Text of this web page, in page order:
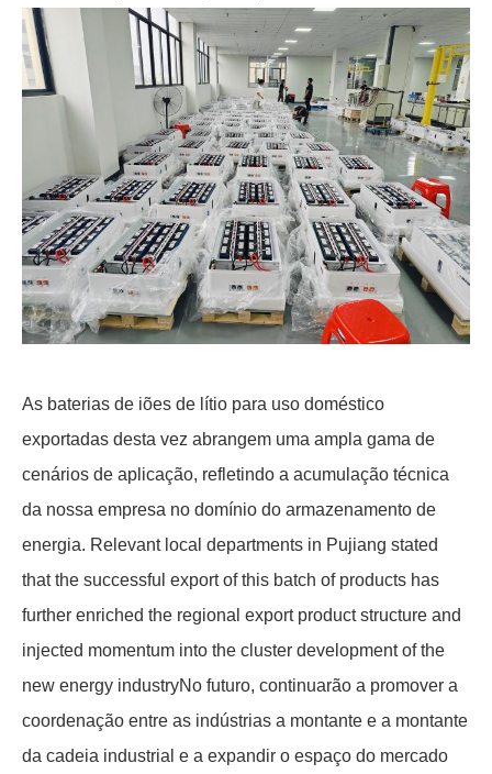
As baterias de iões de lítio para uso doméstico
exportadas desta vez abrangem uma ampla gama de
cenários de aplicação, refletindo a acumulação técnica
da nossa empresa no domínio do armazenamento de
energia. Relevant local departments in Pujiang stated
that the successful export of this batch of products has
further enriched the regional export product structure and
injected momentum into the cluster development of the
new energy industryNo futuro, continuarão a promover a
coordenação entre as indústrias a montante e a montante
da cadeia industrial e a expandir o espaço do mercado